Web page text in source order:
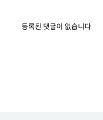
등록된 댓글이 없습니다.